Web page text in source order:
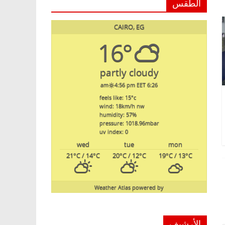
الطقس
CAIRO, EG
16°
partly cloudy
6:26 am
4:56 pm EET
feels like: 15°c
wind: 18km/h nw
humidity: 57%
pressure: 1018.96mbar
uv index: 0
mon
tue
wed
19°C/ 13°C
20°C/ 12°C
21°C/ 14°C
powered by
Weather Atlas